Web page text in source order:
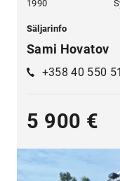
1990
Säljarinfo
Sami Hovatov
+358 40 550
5 900 €